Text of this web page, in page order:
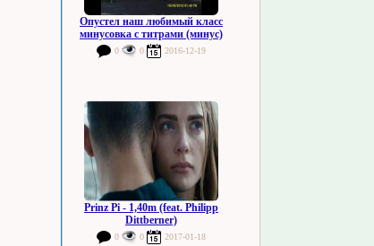
Опустел наш любимый класс
минусовка с титрами (минус)
0 0 2016-12-19
Prinz Pi - 1,40m (feat. Philipp
Dittberner)
0 0 2017-01-18